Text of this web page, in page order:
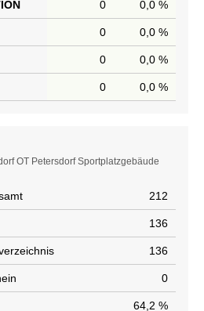
0 0,0 %
0 0,0 %
0 0,0 %
0 0,0 %
OT Petersdorf Sportplatzgebäude
212
136
136
0
64,2 %